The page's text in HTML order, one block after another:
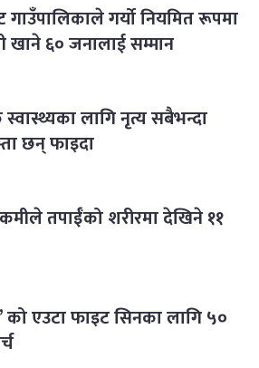
गाउँपालिकाले गर्याे नियमित रूपमा
खाने ६० जनालाई सम्मान
लागि नृत्य सबैभन्दा
छन् फाइदा
कमीले तपाईँको शरीरमा देखिने ११
को एउटा फाइट सिनका लागि ५०